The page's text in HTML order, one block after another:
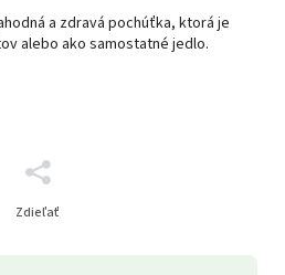
a zdravá pochúťka, ktorá je
alebo ako samostatné jedlo.
Zdieľať